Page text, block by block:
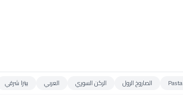
Pasta الصاروخ الرول الركن السوري العربي بيتزا شرقي